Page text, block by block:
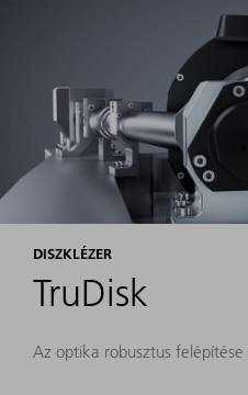
DISZKLÉZER
TruDisk
Az optika robusztus felépítése